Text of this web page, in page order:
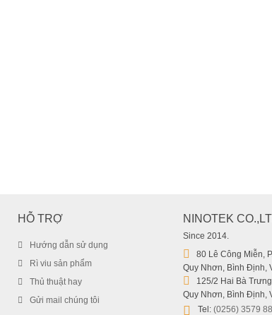
HỖ TRỢ
Hướng dẫn sử dụng
Rì viu sản phẩm
Thủ thuật hay
Gửi mail chúng tôi
NINOTEK
Since 2014.
80 Lê Công Miễn,
Quy Nhơn, Bình Định,
125/2 Hai Bà
Quy Nhơn, Bình Định,
Tel: (0256) 3579